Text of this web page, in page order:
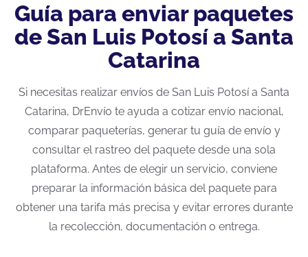
Guía para enviar paquetes
de San Luis Potosí a Santa
Catarina
Si necesitas realizar envíos de San Luis Potosí a Santa
Catarina, DrEnvío te ayuda a cotizar envío nacional,
comparar paqueterías, generar tu guía de envío y
consultar el rastreo del paquete desde una sola
plataforma. Antes de elegir un servicio, conviene
preparar la información básica del paquete para
obtener una tarifa más precisa y evitar errores durante
la recolección, documentación o entrega.